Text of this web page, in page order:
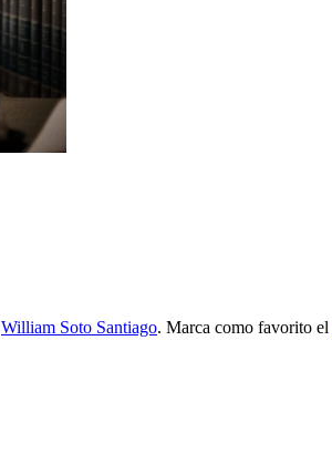
William Soto Santiago. Marca como favorito el